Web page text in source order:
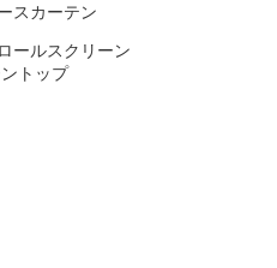
スカーテン
ロールスクリーン
トップ